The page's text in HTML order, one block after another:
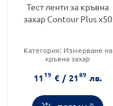
Тест ленти за кръвна
захар Contour Plus х50
Категория: Измерване на
кръвна захар
ленти
Brand:MICROLET
1119 € / 2189 лв.